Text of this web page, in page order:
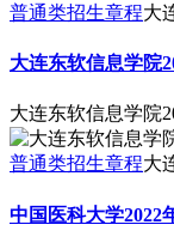
普通类招生章程大
大连东软信息学院
大连东软信息学院
普通类招生章程大
中国医科大学2022